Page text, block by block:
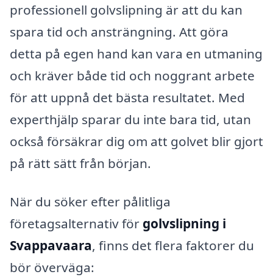
professionell golvslipning är att du kan
spara tid och ansträngning. Att göra
detta på egen hand kan vara en utmaning
och kräver både tid och noggrant arbete
för att uppnå det bästa resultatet. Med
experthjälp sparar du inte bara tid, utan
också försäkrar dig om att golvet blir gjort
på rätt sätt från början.
När du söker efter pålitliga
företagsalternativ för golvslipning i
Svappavaara, finns det flera faktorer du
bör överväga: